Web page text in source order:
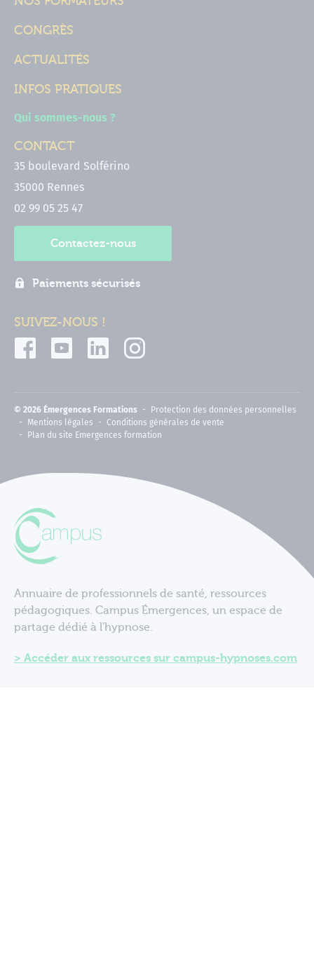
CONGRÈS
ACTUALITÉS
INFOS PRATIQUES
Qui sommes-nous ?
CONTACT
35 boulevard Solférino
35000 Rennes
02 99 05 25 47
Contactez-nous
Paiements sécurisés
SUIVEZ-NOUS !
© 2026 Émergences Formations
Protection des données personnelles
Mentions légales
Conditions générales de vente
Plan du site Emergences formation
Annuaire de professionnels de santé, ressources
pédagogiques. Campus Émergences, un espace de
partage dédié à l'hypnose.
Accéder aux ressources sur campus-hypnoses.com